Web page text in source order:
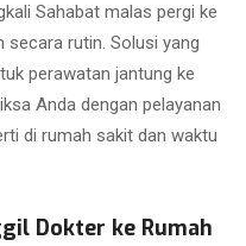
Sahabat malas pergi ke
secara rutin. Solusi yang
perawatan jantung ke
Anda dengan pelayanan
di rumah sakit dan waktu
Dokter ke Rumah